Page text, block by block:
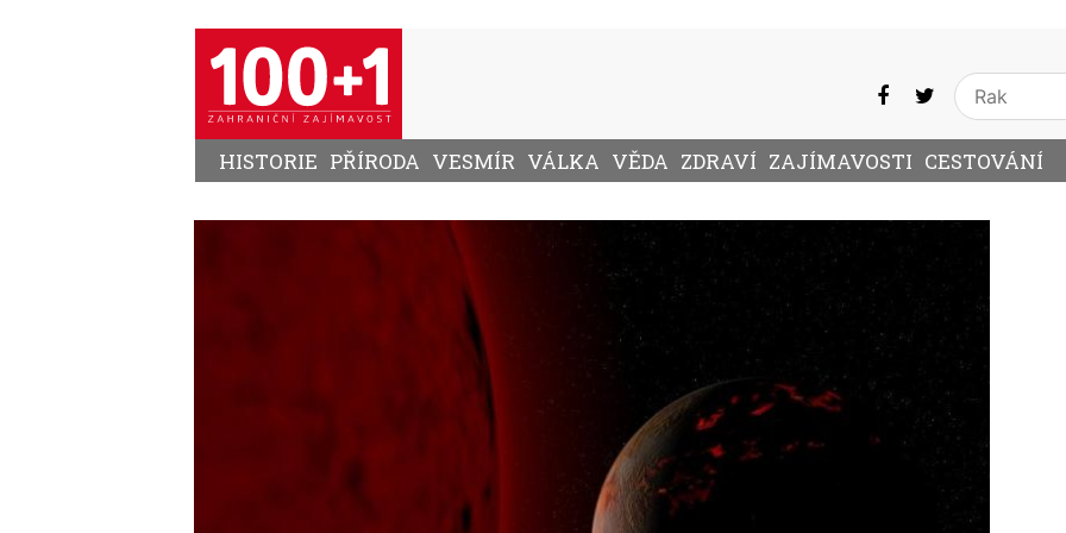
HISTORIE PŘÍRODA VESMÍR VÁLKA VĚDA ZDRAVÍ ZAJÍMAVOSTI CESTOVÁNÍ